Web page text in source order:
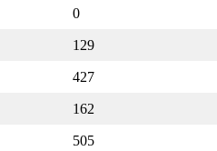
0
129
427
162
505